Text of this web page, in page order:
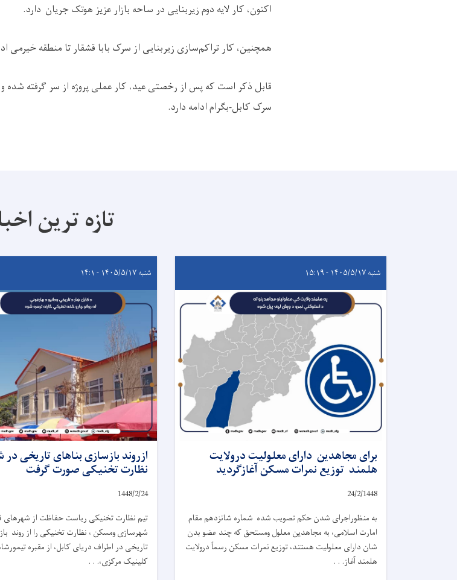
اکنون، کار لایه دوم زیربنایی در ساحه بازار عزیز هوتک جریان دارد.
همچنین، کار تراکم‌سازی زیربنایی از سرک بابا قشقار تا منطقه خیرمی
قابل ذکر است که پس از رخصتی عید، کار عملی پروژه از سر گرفته
سرک کابل-بگرام ادامه دارد.
تازه ترین
شنبه ۱۴۰۵/۵/۱۷ - ۱۵:۱۹
برای مجاهدین دارای معلولیت درولایت
هلمند توزیع نمرات مسکن آغازگردید
24/2/1448
به منظوراجرای شدن حکم تصویب شده شماره شانزدهم مقام
امارت اسلامی، به مجاهدین معلول ومستحق که چند عضو بدن
شان دارای معلولیت هستند، توزیع نمرات مسکن رسماً درولایت
هلمند آغاز. . .
شنبه ۱۴۰۵/۵/۱۷ - ۱۴:۱
ازروند بازسازی بناهای تاریخی
نظارت تخنیکی صورت گرفت
1448/2/24
تیم نظارت تخنیکی ریاست حفاظت از شهرهای
شهرسازی ومسکن ، نظارت تخنیکی را از روند
تاریخی در اطراف دریای کابل، از مقبره
کلینیک مرکزی،. . .